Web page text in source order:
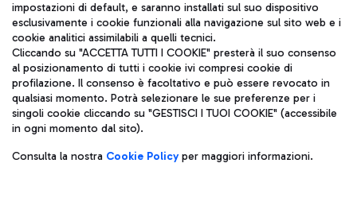
Pizza
Gelateria
Autobus
Scopri le linee di autobus per raggiungere l'aeroporto
Leonardo Da Vinci.
Ristoranti
Scopri la nostra offerta per una pausa gustosa in aeroporto
Aeroporti di Roma S.p.A. - Società soggetta a direzione e
coordinamento di Mundys S.p.A.
Codice fiscale e Registro delle Imprese di Roma 13032990155 P.
IVA 06572251004
Capitale sociale 62.224.743,00 int. vers.
Sede legale: Via Pier Paolo Racchetti 1 - 00054 Fiumicino (RM)
telefono +39 06 65951
Privacy policy
Note legali
impostazioni di default, e saranno installati sul suo dispositivo
esclusivamente i cookie funzionali alla navigazione sul sito web e i
cookie analitici assimilabili a quelli tecnici.
Cliccando su "ACCETTA TUTTI I COOKIE" presterà il suo consenso
al posizionamento di tutti i cookie ivi compresi cookie di
profilazione. Il consenso è facoltativo e può essere revocato in
qualsiasi momento. Potrà selezionare le sue preferenze per i
singoli cookie cliccando su "GESTISCI I TUOI COOKIE" (accessibile
in ogni momento dal sito).
Consulta la nostra Cookie Policyper maggiori informazioni.